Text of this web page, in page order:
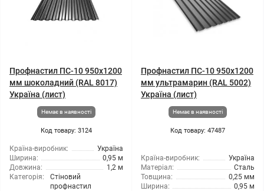
Профнастил ПС-10 950x1200
мм шоколадний (RAL 8017)
Україна (лист)
Немає в наявності
Код товару: 3124
Країна-виробник:
Україна
Ширина:
0,95 м
Довжина:
1,2 м
Категорія:
Стіновий
профнастил
Профнастил ПС-10 950x1200
мм ультрамарин (RAL 5002)
Україна (лист)
Немає в наявності
Код товару: 47487
Країна-виробник:
Україна
Матеріал:
Сталь
Товщина:
0,25 мм
Ширина:
0,95 м